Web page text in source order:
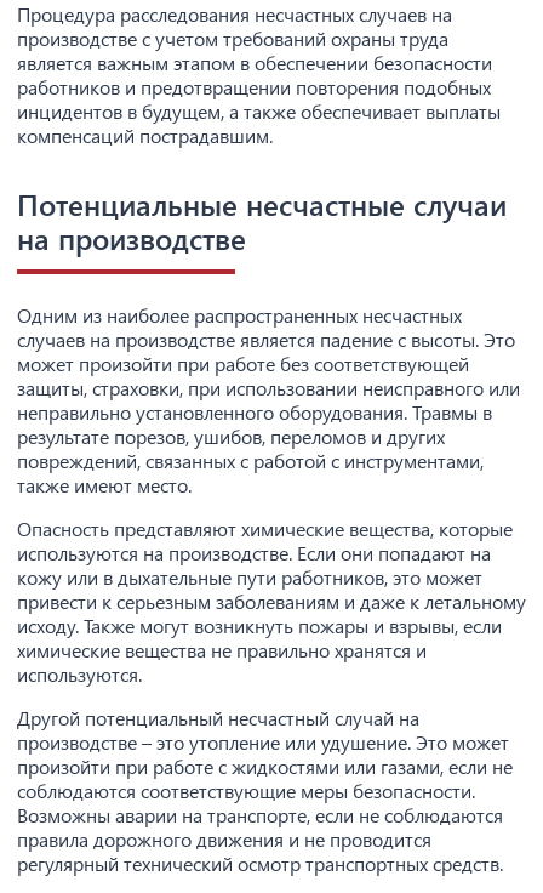
Процедура расследования несчастных случаев на
производстве с учетом требований охраны труда
является важным этапом в обеспечении безопасности
работников и предотвращении повторения подобных
инцидентов в будущем, а также обеспечивает выплаты
компенсаций пострадавшим.
Потенциальные несчастные случаи
на производстве
Одним из наиболее распространенных несчастных
случаев на производстве является падение с высоты. Это
может произойти при работе без соответствующей
защиты, страховки, при использовании неисправного или
неправильно установленного оборудования. Травмы в
результате порезов, ушибов, переломов и других
повреждений, связанных с работой с инструментами,
также имеют место.
Опасность представляют химические вещества, которые
используются на производстве. Если они попадают на
кожу или в дыхательные пути работников, это может
привести к серьезным заболеваниям и даже к летальному
исходу. Также могут возникнуть пожары и взрывы, если
химические вещества не правильно хранятся и
используются.
Другой потенциальный несчастный случай на
производстве – это утопление или удушение. Это может
произойти при работе с жидкостями или газами, если не
соблюдаются соответствующие меры безопасности.
Возможны аварии на транспорте, если не соблюдаются
правила дорожного движения и не проводится
регулярный технический осмотр транспортных средств.